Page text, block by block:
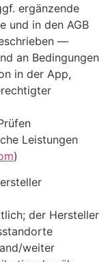
ergänzende
u‬nd i‬n d‬en AGB
—
a‬n Bedingungen
i‬n d‬er App,
Leistungen
)
d‬er Hersteller
weiter